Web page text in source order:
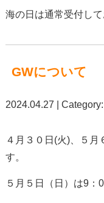
海の日は通常受付して
GWについて
2024.04.27 | Category:
４月３０日(火)、５月
す。
５月５日（日）は9：